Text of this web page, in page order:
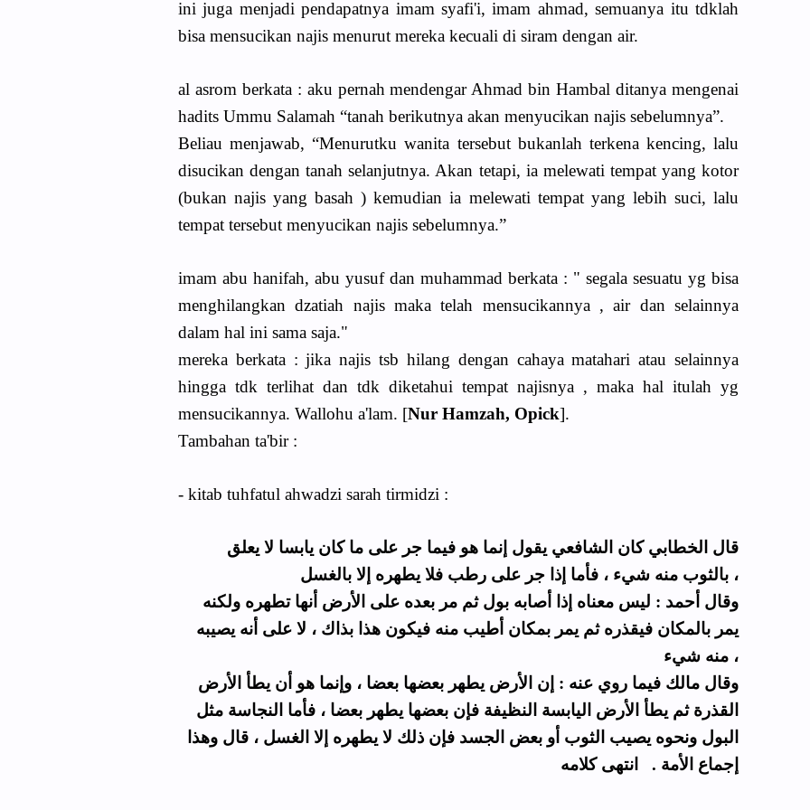
ini juga menjadi pendapatnya imam syafi'i, imam ahmad, semuanya itu tdklah
bisa mensucikan najis menurut mereka kecuali di siram dengan air.
al asrom berkata : aku pernah mendengar Ahmad bin Hambal ditanya mengenai
hadits Ummu Salamah “tanah berikutnya akan menyucikan najis sebelumnya”.
Beliau menjawab, “Menurutku wanita tersebut bukanlah terkena kencing, lalu
disucikan dengan tanah selanjutnya. Akan tetapi, ia melewati tempat yang kotor
(bukan najis yang basah ) kemudian ia melewati tempat yang lebih suci, lalu
tempat tersebut menyucikan najis sebelumnya.”
imam abu hanifah, abu yusuf dan muhammad berkata : " segala sesuatu yg bisa
menghilangkan dzatiah najis maka telah mensucikannya , air dan selainnya
dalam hal ini sama saja."
mereka berkata : jika najis tsb hilang dengan cahaya matahari atau selainnya
hingga tdk terlihat dan tdk diketahui tempat najisnya , maka hal itulah yg
mensucikannya. Wallohu a'lam. [Nur Hamzah, Opick].
Tambahan ta'bir :
- kitab tuhfatul ahwadzi sarah tirmidzi :
قال الخطابي كان الشافعي يقول إنما هو فيما جر على ما كان يابسا لا يعلق
بالثوب منه شيء ، فأما إذا جر على رطب فلا يطهره إلا بالغسل ،
وقال أحمد : ليس معناه إذا أصابه بول ثم مر بعده على الأرض أنها تطهره ولكنه
يمر بالمكان فيقذره ثم يمر بمكان أطيب منه فيكون هذا بذاك ، لا على أنه يصيبه
منه شيء ،
وقال مالك فيما روي عنه : إن الأرض يطهر بعضها بعضا ، وإنما هو أن يطأ الأرض
القذرة ثم يطأ الأرض اليابسة النظيفة فإن بعضها يطهر بعضا ، فأما النجاسة مثل
البول ونحوه يصيب الثوب أو بعض الجسد فإن ذلك لا يطهره إلا الغسل ، قال وهذا
إجماع الأمة . انتهى كلامه